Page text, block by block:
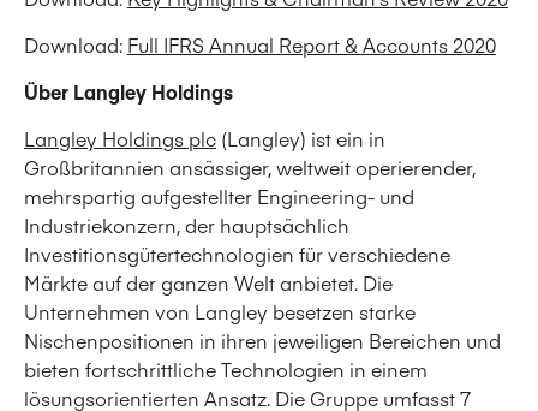
Download: Full IFRS Annual Report & Accounts 2020
Über Langley Holdings
Langley Holdings plc (Langley) ist ein in
Großbritannien ansässiger, weltweit operierender,
mehrspartig aufgestellter Engineering- und
Industriekonzern, der hauptsächlich
Investitionsgütertechnologien für verschiedene
Märkte auf der ganzen Welt anbietet. Die
Unternehmen von Langley besetzen starke
Nischenpositionen in ihren jeweiligen Bereichen und
bieten fortschrittliche Technologien in einem
lösungsorientierten Ansatz. Die Gruppe umfasst 7